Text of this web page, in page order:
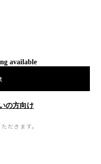
available
の方向け
だきます。